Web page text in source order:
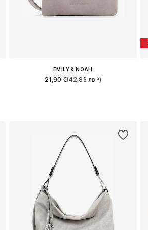
EMILY & NOAH
21,90 €(42,83 лв.³)